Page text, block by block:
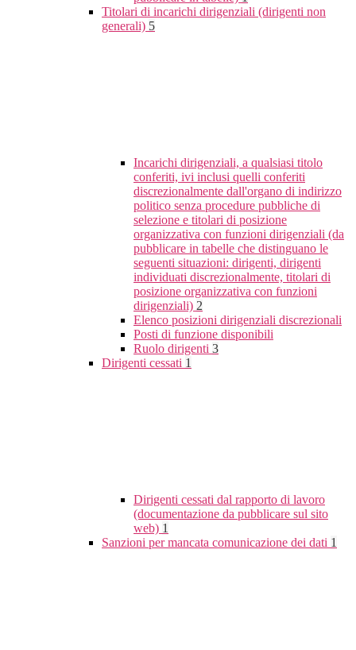
Titolari di incarichi dirigenziali (dirigenti non
generali) 5
Incarichi dirigenziali, a qualsiasi titolo
conferiti, ivi inclusi quelli conferiti
discrezionalmente dall'organo di indirizzo
politico senza procedure pubbliche di
selezione e titolari di posizione
organizzativa con funzioni dirigenziali (da
pubblicare in tabelle che distinguano le
seguenti situazioni: dirigenti, dirigenti
individuati discrezionalmente, titolari di
posizione organizzativa con funzioni
dirigenziali) 2
Elenco posizioni dirigenziali discrezionali
Posti di funzione disponibili
Ruolo dirigenti 3
Dirigenti cessati 1
Dirigenti cessati dal rapporto di lavoro
(documentazione da pubblicare sul sito
web) 1
Sanzioni per mancata comunicazione dei dati 1